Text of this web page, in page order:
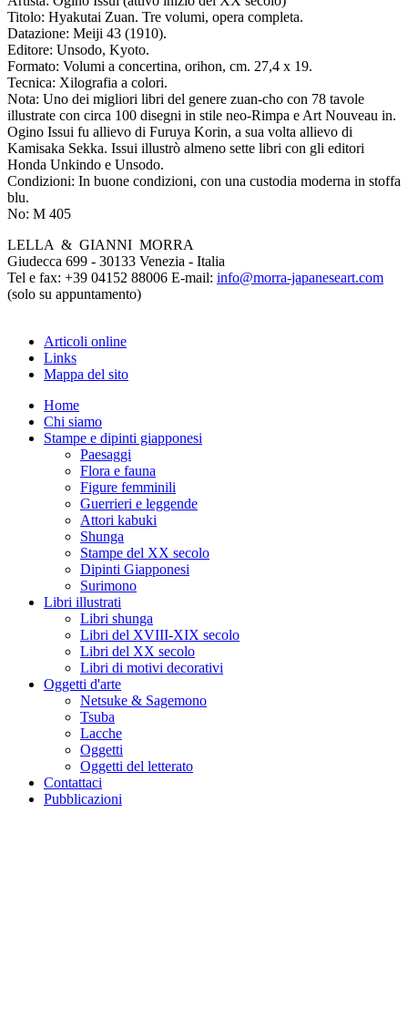
Titolo: Hyakutai Zuan. Tre volumi, opera completa.
Datazione: Meiji 43 (1910).
Editore: Unsodo, Kyoto.
Formato: Volumi a concertina, orihon, cm. 27,4 x 19.
Tecnica: Xilografia a colori.
Nota: Uno dei migliori libri del genere zuan-cho con 78 tavole
illustrate con circa 100 disegni in stile neo-Rimpa e Art Nouveau in.
Ogino Issui fu allievo di Furuya Korin, a sua volta allievo di
Kamisaka Sekka. Issui illustrò almeno sette libri con gli editori
Honda Unkindo e Unsodo.
Condizioni: In buone condizioni, con una custodia moderna in stoffa
blu.
No: M 405
LELLA & GIANNI MORRA
Giudecca 699 - 30133 Venezia - Italia
Tel e fax: +39 04152 88006 E-mail: info@morra-japaneseart.com
(solo su appuntamento)
Articoli online
Links
Mappa del sito
Home
Chi siamo
Stampe e dipinti giapponesi
Paesaggi
Flora e fauna
Figure femminili
Guerrieri e leggende
Attori kabuki
Shunga
Stampe del XX secolo
Dipinti Giapponesi
Surimono
Libri illustrati
Libri shunga
Libri del XVIII-XIX secolo
Libri del XX secolo
Libri di motivi decorativi
Oggetti d'arte
Netsuke & Sagemono
Tsuba
Lacche
Oggetti
Oggetti del letterato
Contattaci
Pubblicazioni